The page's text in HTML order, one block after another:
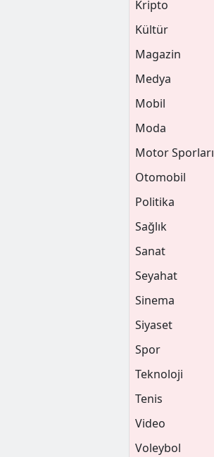
Kripto
Kültür
Magazin
Medya
Mobil
Moda
Motor Sporları
Otomobil
Politika
Sağlık
Sanat
Seyahat
Sinema
Siyaset
Spor
Teknoloji
Tenis
Video
Voleybol